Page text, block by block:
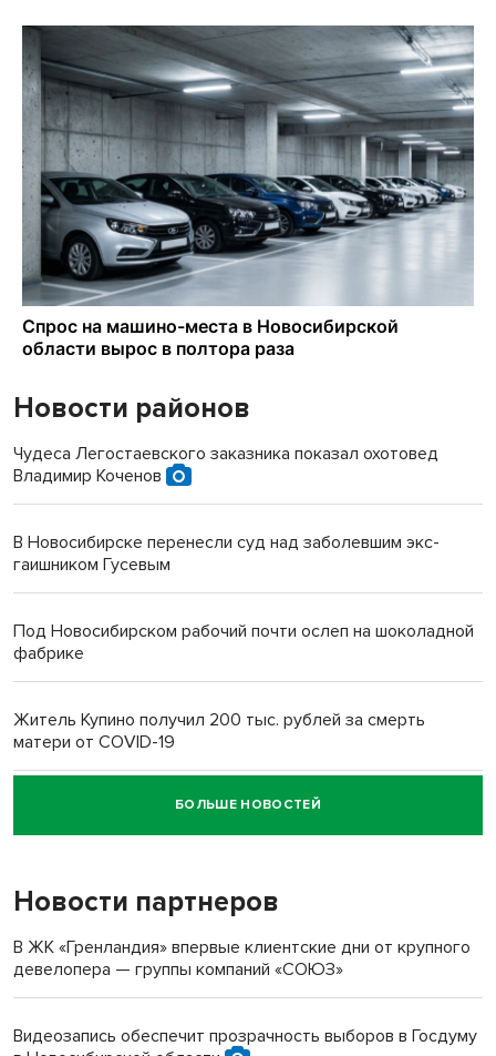
Новости районов
Чудеса Легостаевского заказника показал охотовед
Владимир Коченов
В Новосибирске перенесли суд над заболевшим экс-
гаишником Гусевым
Под Новосибирском рабочий почти ослеп на шоколадной
фабрике
Житель Купино получил 200 тыс. рублей за смерть
матери от COVID-19
Новосибирский суд наказал водителя за смерть
пенсионерки на вокзале
«Мы живём на пастбище!»: в новосибирском селе лошади
терроризируют жителей
Инвалид получил условный срок за избиение врачей
БОЛЬШЕ НОВОСТЕЙ
Новости партнеров
В ЖК «Гренландия» впервые клиентские дни от крупного
девелопера — группы компаний «СОЮЗ»
Видеозапись обеспечит прозрачность выборов в Госдуму